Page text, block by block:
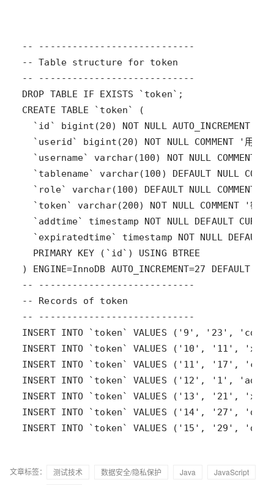
INSERT INTO `token` VALUES ('15', '29',
文章标签： 测试技术 数据安全/隐私保护 Java
JavaScript